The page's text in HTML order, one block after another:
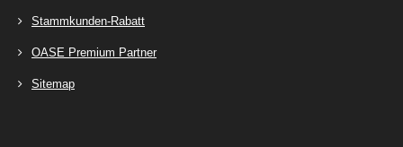
Stammkunden-Rabatt
OASE Premium Partner
Sitemap